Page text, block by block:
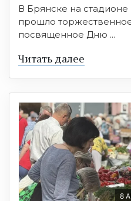
В Брянске на стадионе
прошло
посвященное Дню ...
Читать далее
8